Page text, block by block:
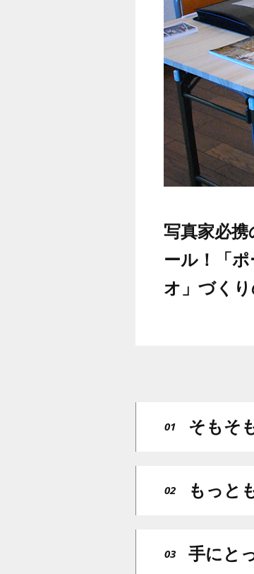
写真家必
ール！「
オ」づく
01 そもそ
02 もっと
03 手にと